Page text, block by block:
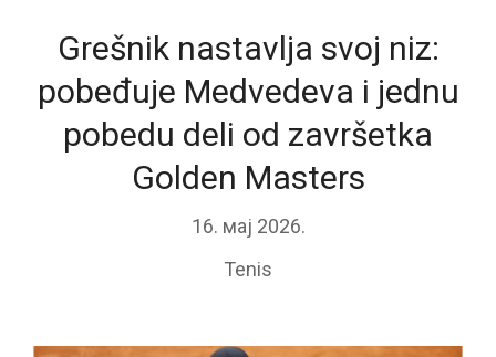
Grešnik nastavlja svoj niz:
pobeđuje Medvedeva i jednu
pobedu deli od završetka
Golden Masters
16. мај 2026.
Tenis